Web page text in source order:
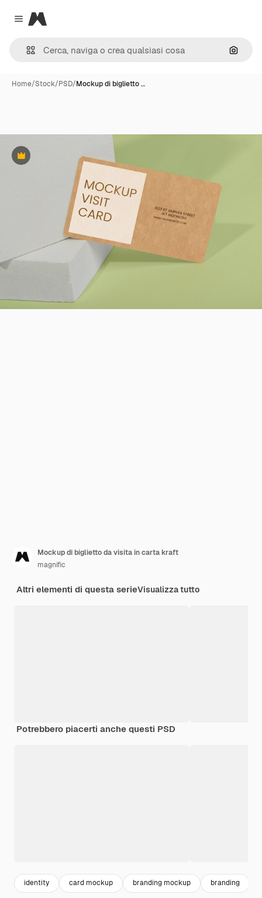
Close menu
Magnific
Cerca
Home/Stock/PSD/Mockup di biglietto …
Premium
Mockup di biglietto da visita in carta kraft
magnific
Altri elementi di questa serieVisualizza tutto
Potrebbero piacerti anche questi PSD
identity card mockup branding mockup branding